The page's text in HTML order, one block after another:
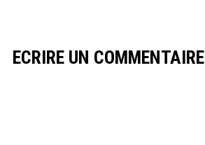
ECRIRE UN COMMENTAIRE